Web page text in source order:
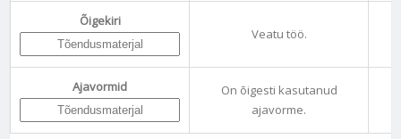
Õigekiri
Veatu töö.
Ajavormid
On õigesti kasutanud
ajavorme.